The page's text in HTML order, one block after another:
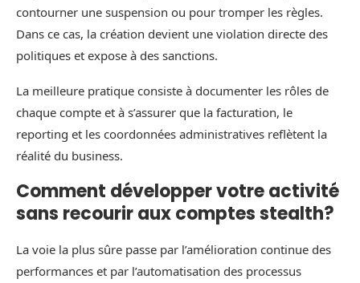
contourner une suspension ou pour tromper les règles.
Dans ce cas, la création devient une violation directe des
politiques et expose à des sanctions.
La meilleure pratique consiste à documenter les rôles de
chaque compte et à s’assurer que la facturation, le
reporting et les coordonnées administratives reflètent la
réalité du business.
Comment développer votre activité
sans recourir aux comptes stealth?
La voie la plus sûre passe par l’amélioration continue des
performances et par l’automatisation des processus